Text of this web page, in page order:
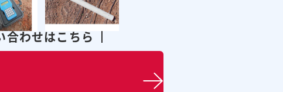
合わせはこちら